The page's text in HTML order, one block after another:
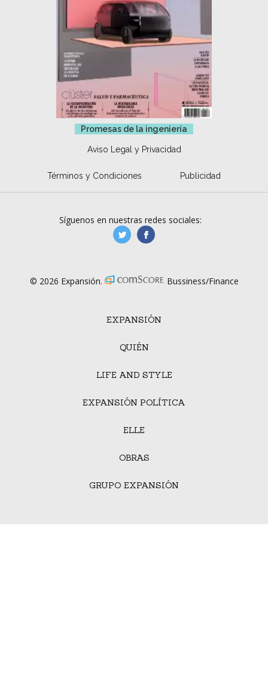
Promesas de la ingeniería
Aviso Legal y Privacidad
Términos y Condiciones Publicidad
EXPANSIÓN
QUIÉN
LIFE AND STYLE
EXPANSIÓN POLÍTICA
ELLE
OBRAS
GRUPO EXPANSIÓN
Síguenos en nuestras redes sociales:
manufacturaGE
© 2026 Expansión. Bussiness/Finance